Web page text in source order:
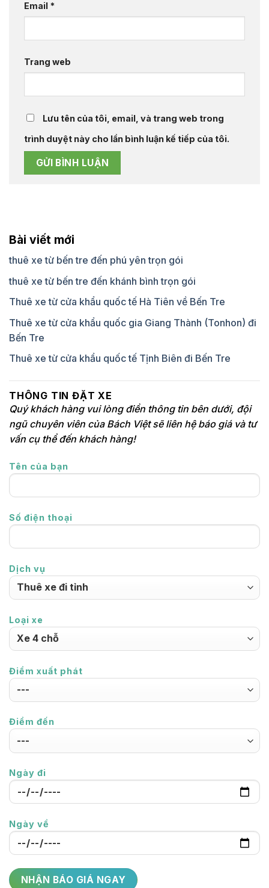
Email *
Trang web
Lưu tên của tôi, email, và trang web trong
trình duyệt này cho lần bình luận kế tiếp của tôi.
Bài viết mới
thuê xe từ bến tre đến phú yên trọn gói
thuê xe từ bến tre đến khánh bình trọn gói
Thuê xe từ cửa khẩu quốc tế Hà Tiên về Bến Tre
Thuê xe từ cửa khẩu quốc gia Giang Thành (Tonhon) đi
Bến Tre
Thuê xe từ cửa khẩu quốc tế Tịnh Biên đi Bến Tre
THÔNG TIN ĐẶT XE
Quý khách hàng vui lòng điền thông tin bên dưới, đội
ngũ chuyên viên của Bách Việt sẽ liên hệ báo giá và tư
vấn cụ thể đến khách hàng!
Tên của bạn
Số điện thoại
Dịch vụ
Loại xe
Điểm xuất phát
Điểm đến
Ngày đi
Ngày về